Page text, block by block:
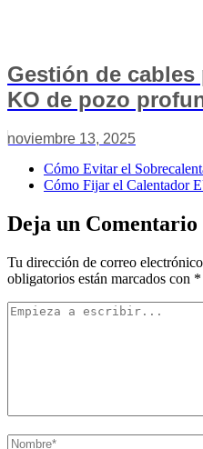
Gestión de cables
KO de pozo
noviembre 13, 2025
Cómo Evitar el
Cómo Fijar el Calentador
Deja un Comentario
Tu dirección de correo
obligatorios están marcados con *